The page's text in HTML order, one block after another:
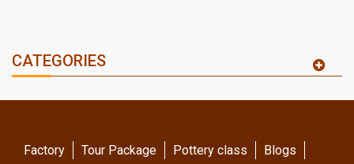
CATEGORIES
Factory Tour Package Pottery class Blogs